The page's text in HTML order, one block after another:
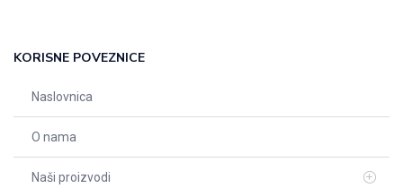
KORISNE POVEZNICE
Naslovnica
O nama
Naši proizvodi